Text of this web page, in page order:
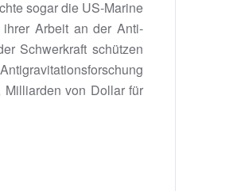
sogar die US-Marine
Arbeit an der Anti-
Schwerkraft schützen
von Dollar für